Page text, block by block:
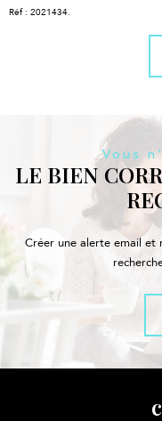
Réf : 2021434.
Vous
LE BIEN
Créer une alerte email et